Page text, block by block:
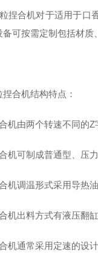
捏合机对于适用于口
备可按需定制包括材质
合机结构特点：
机由两个转速不同的
机可制成普通型、压
机调温形式采用导热
机出料方式有液压翻
机通常采用定速的设